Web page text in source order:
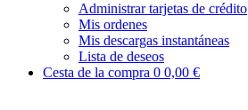
Administrar tarjetas de crédito
Mis ordenes
Mis descargas instantáneas
Lista de deseos
Cesta de la compra 0 0,00 €